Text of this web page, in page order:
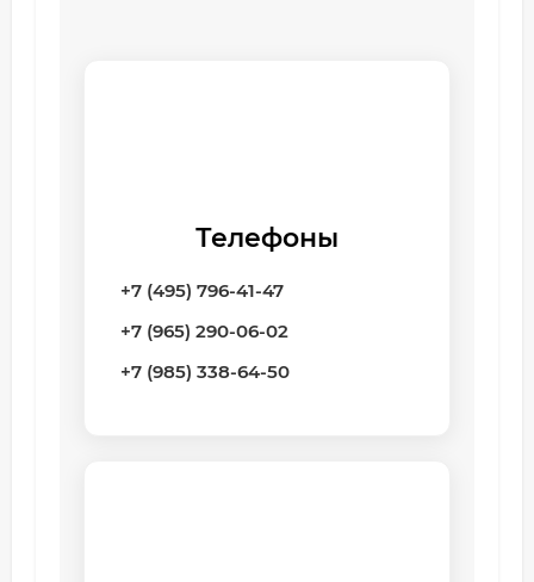
Телефоны
+7 (495) 796-41-47
+7 (965) 290-06-02
+7 (985) 338-64-50